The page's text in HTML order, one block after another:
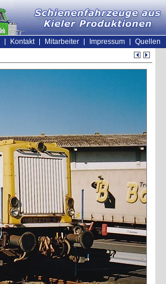
Kontakt Mitarbeiter Impressum
Quellen